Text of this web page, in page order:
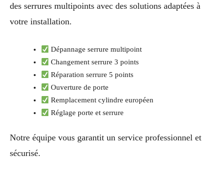
des serrures multipoints avec des solutions adaptées à
votre installation.
Dépannage serrure multipoint
Changement serrure 3 points
Réparation serrure 5 points
Ouverture de porte
Remplacement cylindre européen
Réglage porte et serrure
Notre équipe vous garantit un service professionnel et
sécurisé.